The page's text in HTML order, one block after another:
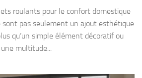
roulants pour le confort domestique
pas seulement un ajout esthétique
qu’un simple élément décoratif ou
multitude...